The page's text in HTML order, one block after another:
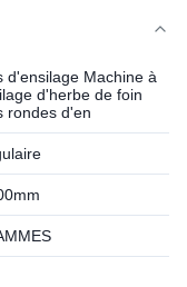
d'ensilage Machine à
d'herbe de foin
rondes d'en